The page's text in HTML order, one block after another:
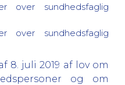
sundhedsfaglig
sundhedsfaglig
8. juli 2019 af lov om
og om